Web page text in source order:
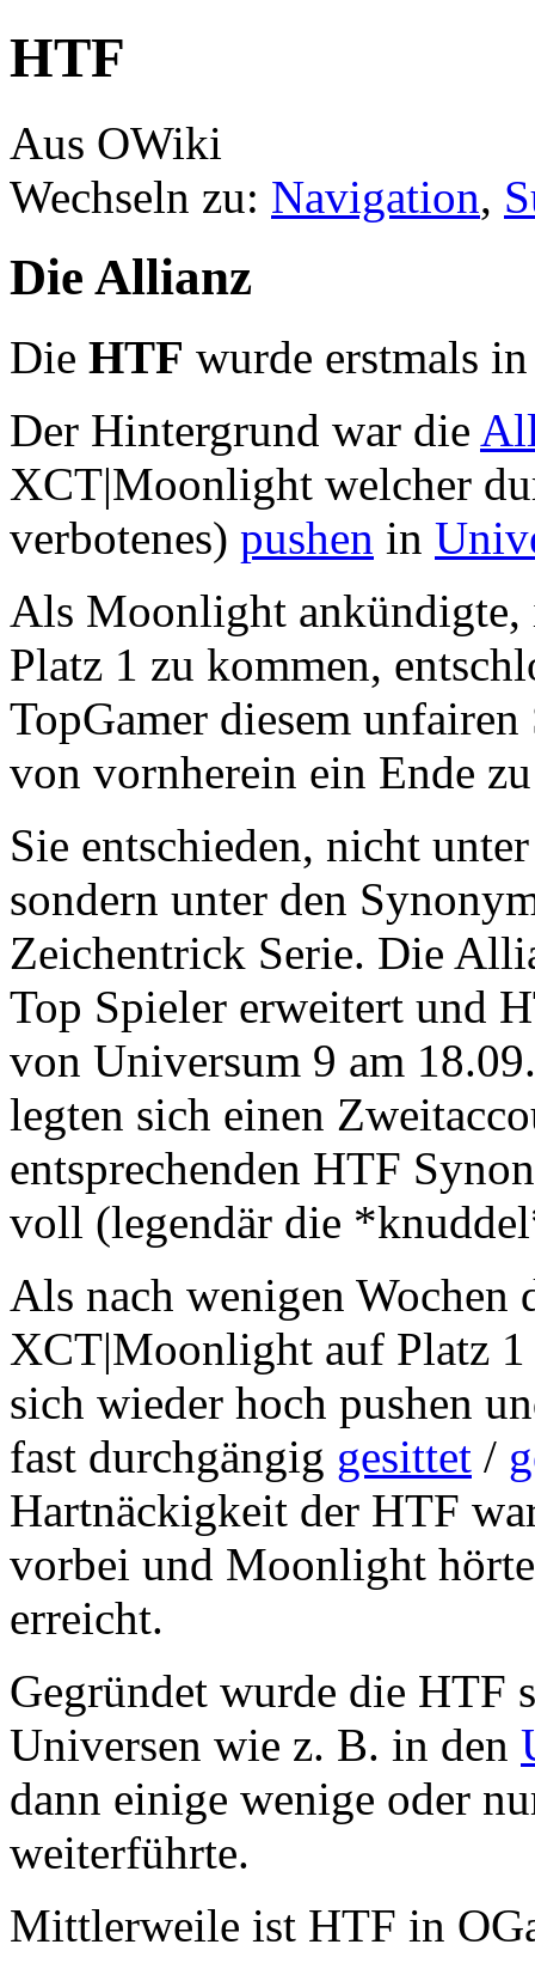
HTF
Aus OWiki
Wechseln zu: Navigation,
Die Allianz
Die HTF wurde erstmals
Der Hintergrund war die
XCT|Moonlight welcher
verbotenes) pushen in
Als Moonlight ankündigte,
Platz 1 zu kommen,
TopGamer diesem
von vornherein ein Ende
Sie entschieden, nicht
sondern unter den
Zeichentrick Serie. Die
Top Spieler erweitert und
von Universum 9 am
legten sich einen
entsprechenden HTF
voll (legendär die
Als nach wenigen Wochen
XCT|Moonlight auf Platz 1
sich wieder hoch pushen
fast durchgängig gesittet /
Hartnäckigkeit der HTF
vorbei und Moonlight
erreicht.
Gegründet wurde die HTF
Universen wie z. B. in den
dann einige wenige oder
weiterführte.
Mittlerweile ist HTF in